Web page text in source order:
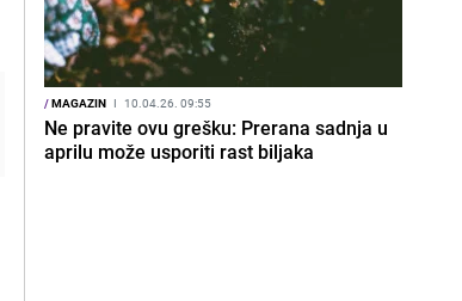
/MAGAZIN I 10.04.26. 09:55
Ne pravite ovu grešku: Prerana sadnja u
aprilu može usporiti rast biljaka